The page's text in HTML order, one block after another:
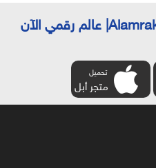
تحميل
متجر أبل